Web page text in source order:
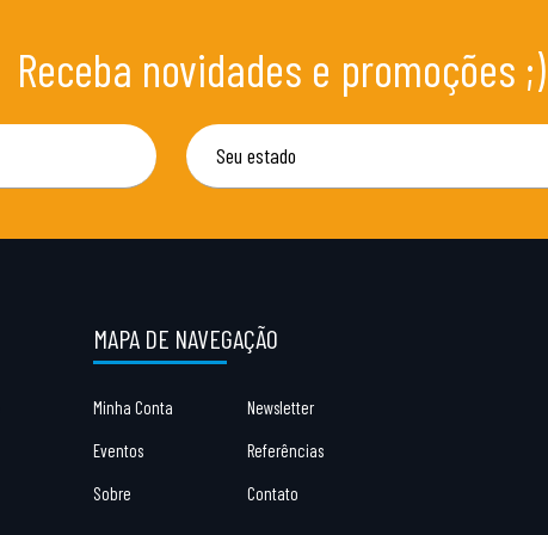
Receba novidades e promoções ;)
MAPA DE NAVEGAÇÃO
Minha Conta
Newsletter
Eventos
Referências
Sobre
Contato